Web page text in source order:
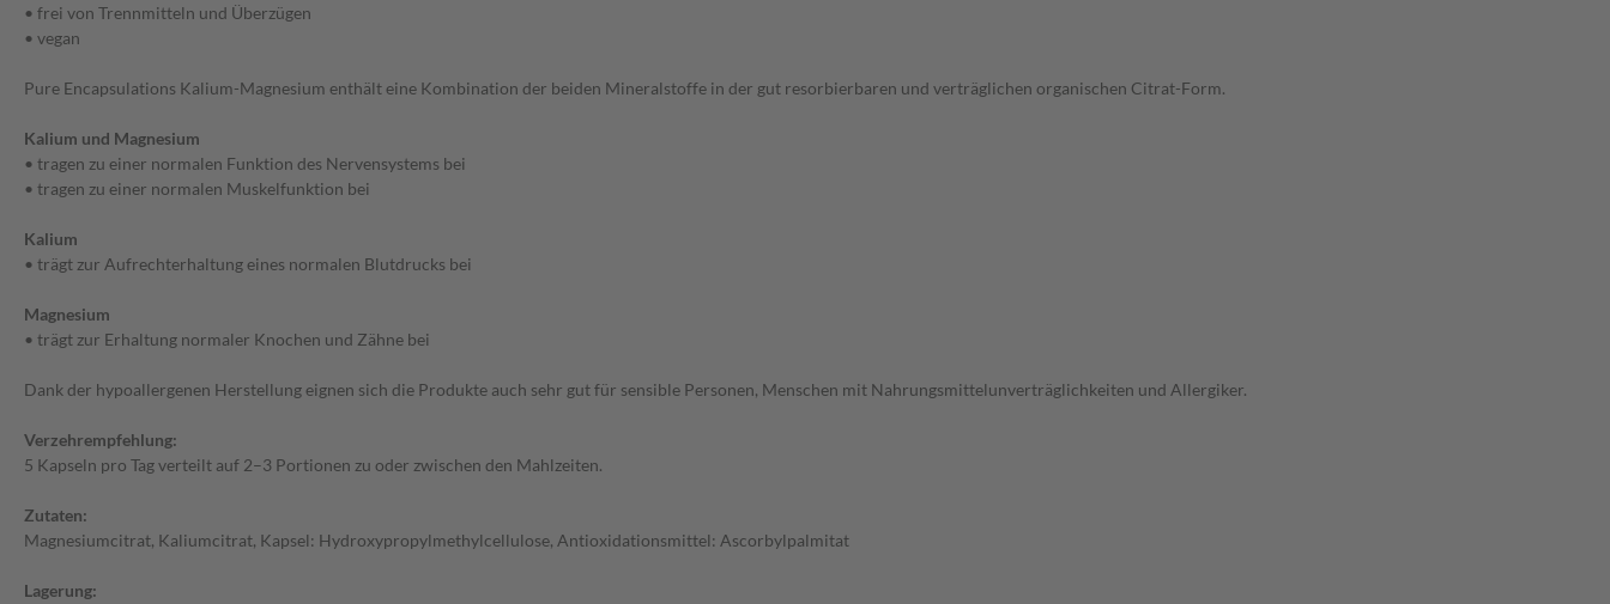
• frei von Trennmitteln und Überzügen
• vegan
Pure Encapsulations Kalium-Magnesium enthält eine Kombination der beiden Mineralstoffe in der gut resorbierbaren und verträglichen organischen Citrat-Form.
Kalium und Magnesium
• tragen zu einer normalen Funktion des Nervensystems bei
• tragen zu einer normalen Muskelfunktion bei
Kalium
• trägt zur Aufrechterhaltung eines normalen Blutdrucks bei
Magnesium
• trägt zur Erhaltung normaler Knochen und Zähne bei
Dank der hypoallergenen Herstellung eignen sich die Produkte auch sehr gut für sensible Personen, Menschen mit Nahrungsmittelunverträglichkeiten und Allergiker.
Verzehrempfehlung:
5 Kapseln pro Tag verteilt auf 2–3 Portionen zu oder zwischen den Mahlzeiten.
Zutaten:
Magnesiumcitrat, Kaliumcitrat, Kapsel: Hydroxypropylmethylcellulose, Antioxidationsmittel: Ascorbylpalmitat
Lagerung: